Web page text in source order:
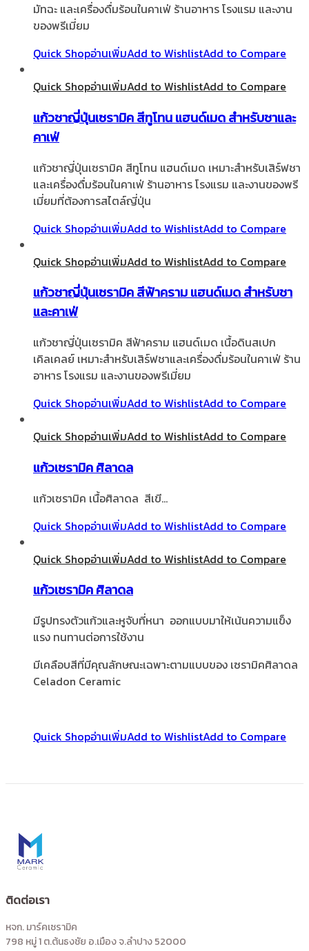
มัทฉะ และเครื่องดื่มร้อนในคาเฟ่ ร้านอาหาร โรงแรม และงาน
ของพรีเมี่ยม
Quick Shopอ่านเพิ่มAdd to WishlistAdd to Compare
Quick Shopอ่านเพิ่มAdd to WishlistAdd to Compare
แก้วชาญี่ปุ่นเซรามิค สีทูโทน แฮนด์เมด สำหรับชาและ
คาเฟ่
แก้วชาญี่ปุ่นเซรามิค สีทูโทน แฮนด์เมด เหมาะสำหรับเสิร์ฟชา
และเครื่องดื่มร้อนในคาเฟ่ ร้านอาหาร โรงแรม และงานของพรี
เมี่ยมที่ต้องการสไตล์ญี่ปุ่น
Quick Shopอ่านเพิ่มAdd to WishlistAdd to Compare
Quick Shopอ่านเพิ่มAdd to WishlistAdd to Compare
แก้วชาญี่ปุ่นเซรามิค สีฟ้าคราม แฮนด์เมด สำหรับชา
และคาเฟ่
แก้วชาญี่ปุ่นเซรามิค สีฟ้าคราม แฮนด์เมด เนื้อดินสเปก
เคิลเคลย์ เหมาะสำหรับเสิร์ฟชาและเครื่องดื่มร้อนในคาเฟ่ ร้าน
อาหาร โรงแรม และงานของพรีเมี่ยม
Quick Shopอ่านเพิ่มAdd to WishlistAdd to Compare
Quick Shopอ่านเพิ่มAdd to WishlistAdd to Compare
แก้วเซรามิค ศิลาดล
แก้วเซรามิค เนื้อศิลาดล สีเขี…
Quick Shopอ่านเพิ่มAdd to WishlistAdd to Compare
Quick Shopอ่านเพิ่มAdd to WishlistAdd to Compare
แก้วเซรามิค ศิลาดล
มีรูปทรงตัวแก้วและหูจับที่หนา ออกแบบมาให้เน้นความแข็ง
แรง ทนทานต่อการใช้งาน
มีเคลือบสีที่มีคุณลักษณะเฉพาะตามแบบของ เซรามิคศิลาดล
Celadon Ceramic
Quick Shopอ่านเพิ่มAdd to WishlistAdd to Compare
ติดต่อเรา
หจก. มาร์คเซรามิค
798 หมู่ 1 ต.ต้นธงชัย อ.เมือง จ.ลำปาง 52000